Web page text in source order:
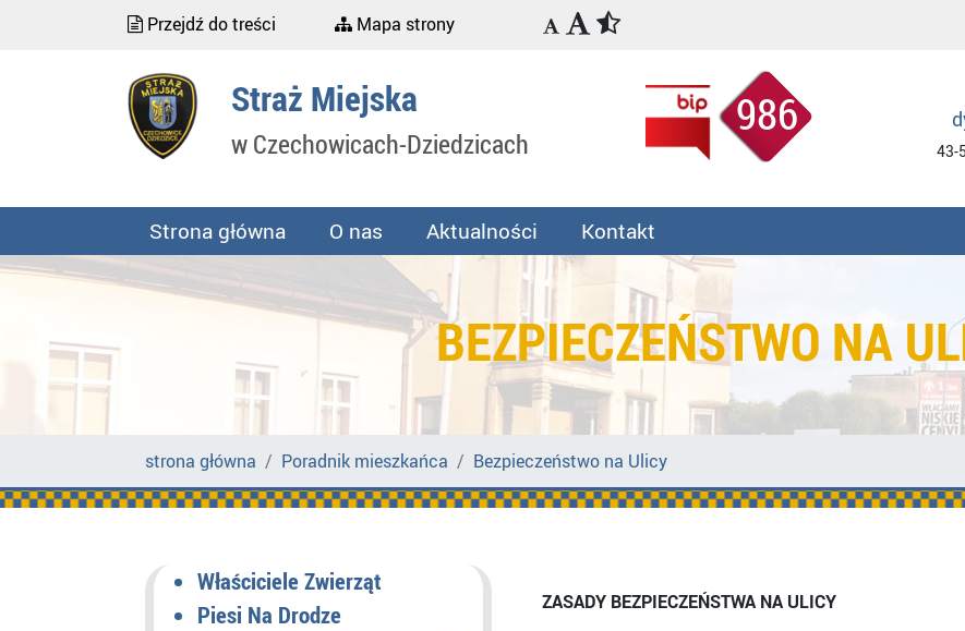
Przejdź do treści Mapa strony
Straż Miejska
w Czechowicach-Dziedzicach
986
43-
Strona główna O nas Aktualności Kontakt
BEZPIECZEŃSTWO NA
strona główna Poradnik mieszkańca Bezpieczeństwo na Ulicy
Właściciele Zwierząt
Piesi Na Drodze
ZASADY BEZPIECZEŃSTWA NA ULICY